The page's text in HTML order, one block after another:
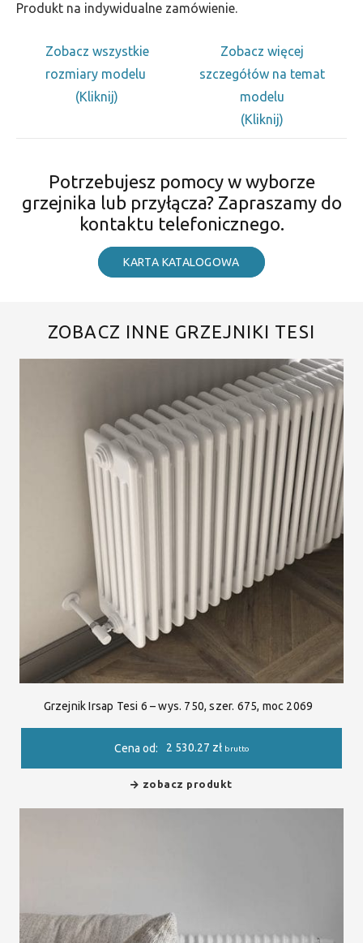
Produkt na indywidualne zamówienie.
Zobacz wszystkie
rozmiary modelu
(Kliknij)
Zobacz więcej
szczegółów na temat
modelu
(Kliknij)
Potrzebujesz pomocy w wyborze
grzejnika lub przyłącza? Zapraszamy do
kontaktu telefonicznego.
KARTA KATALOGOWA
ZOBACZ INNE GRZEJNIKI TESI
Grzejnik Irsap Tesi 6 – wys. 750, szer. 675, moc 2069
Cena od: 2 530.27 zł brutto
zobacz produkt